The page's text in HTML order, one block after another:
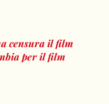
censura il film
per il film